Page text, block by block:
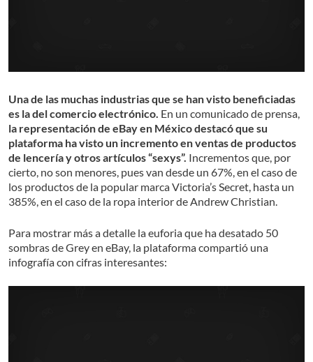
Una de las muchas industrias que se han visto beneficiadas
es la del comercio electrónico. En un comunicado de prensa,
la representación de eBay en México destacó que su
plataforma ha visto un incremento en ventas de productos
de lencería y otros artículos “sexys”. Incrementos que, por
cierto, no son menores, pues van desde un 67%, en el caso de
los productos de la popular marca Victoria’s Secret, hasta un
385%, en el caso de la ropa interior de Andrew Christian.
Para mostrar más a detalle la euforia que ha desatado 50
sombras de Grey en eBay, la plataforma compartió una
infografía con cifras interesantes: